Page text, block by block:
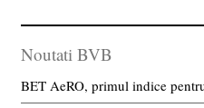
Noutati BVB
BET AeRO, primul indice